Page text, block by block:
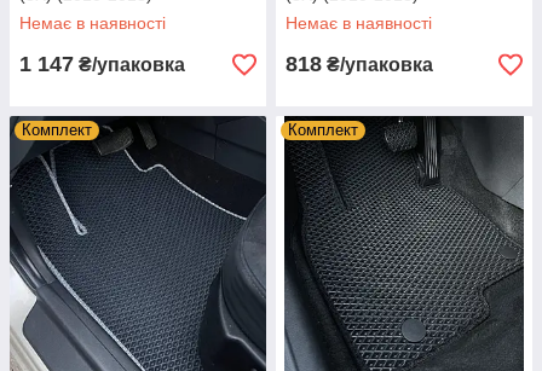
Немає в наявності
1 147 ₴/упаковка
Немає в наявності
818 ₴/упаковка
Комплект Комплект